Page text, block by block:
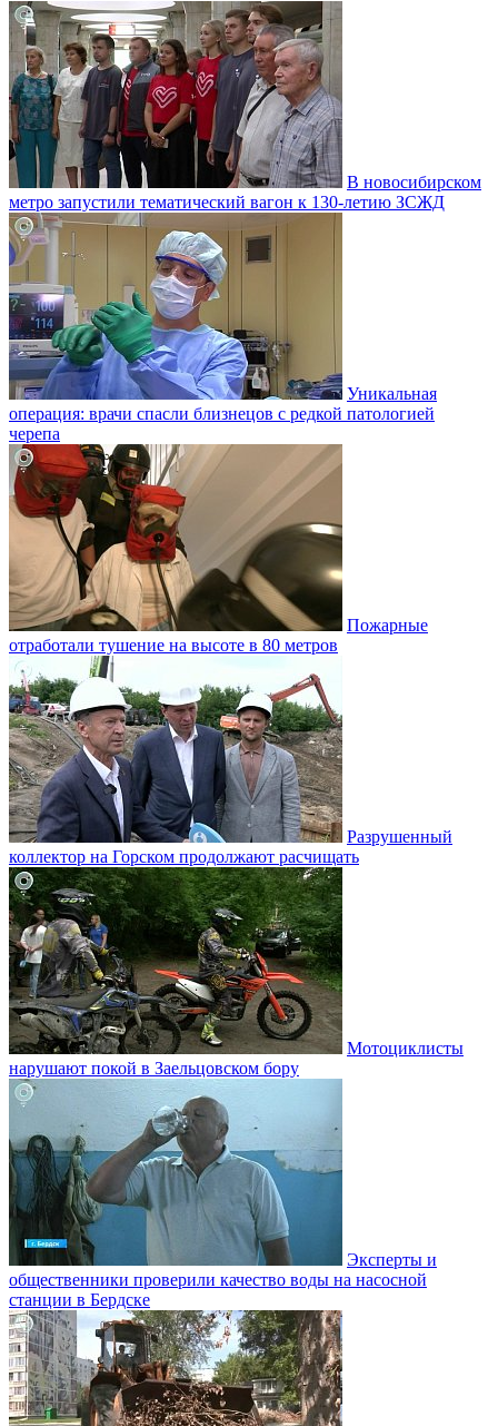
В новосибирском
метро запустили тематический вагон к 130-летию ЗСЖД
Уникальная
операция: врачи спасли близнецов с редкой патологией
черепа
Пожарные
отработали тушение на высоте в 80 метров
Разрушенный
коллектор на Горском продолжают расчищать
Мотоциклисты
нарушают покой в Заельцовском бору
Эксперты и
общественники проверили качество воды на насосной
станции в Бердске